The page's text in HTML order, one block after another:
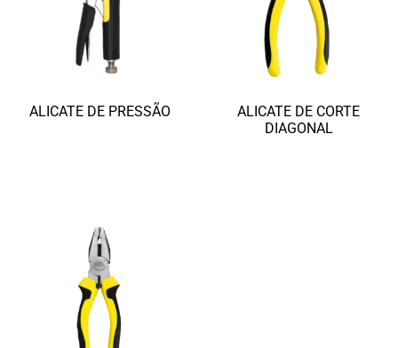
ALICATE DE PRESSÃO
ALICATE DE CORTE
DIAGONAL